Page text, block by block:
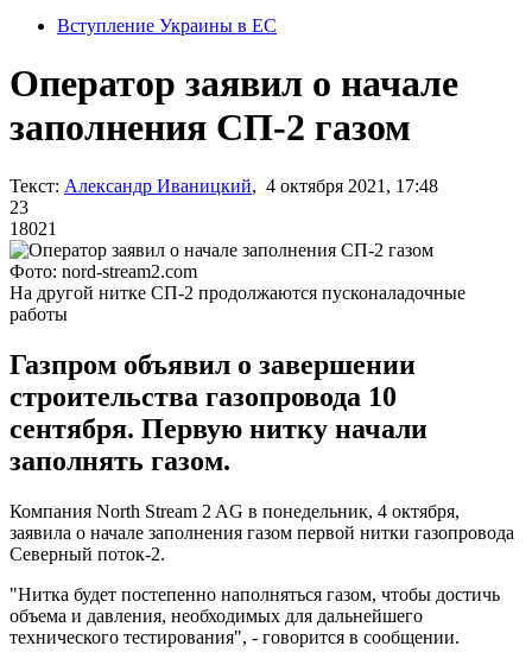
Вступление Украины в ЕС
Оператор заявил о начале
заполнения СП-2 газом
Текст: Александр Иваницкий, 4 октября 2021, 17:48
23
18021
Фото: nord-stream2.com
На другой нитке СП-2 продолжаются пусконаладочные
работы
Газпром объявил о завершении
строительства газопровода 10
сентября. Первую нитку начали
заполнять газом.
Компания North Stream 2 AG в понедельник, 4 октября,
заявила о начале заполнения газом первой нитки газопровода
Северный поток-2.
"Нитка будет постепенно наполняться газом, чтобы достичь
объема и давления, необходимых для дальнейшего
технического тестирования", - говорится в сообщении.